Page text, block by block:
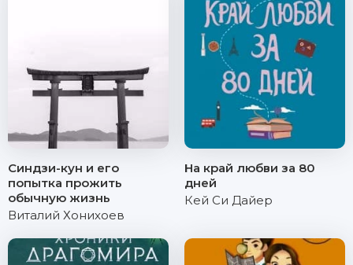
Синдзи-кун и его
попытка прожить
обычную жизнь
Виталий Хонихоев
На край любви за 80
дней
Кей Си Дайер